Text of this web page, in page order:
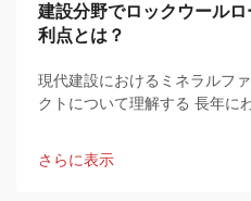
建設分野でロックウール
利点とは？
現代建設におけるミネラルフ
クトについて理解する 長年に
ンとして浮上してきました。
さらに表示